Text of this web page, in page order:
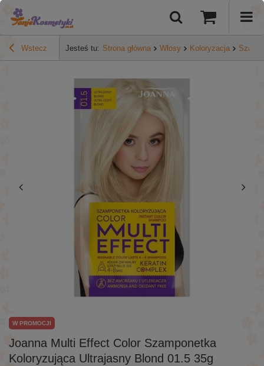
Wstecz Jesteś tu: Strona główna Włosy Koloryzacja
Joanna Multi Effect Color Szamponetka
Koloryzująca Ultrajasny Blond 01.5 35g
W PROMOCJI